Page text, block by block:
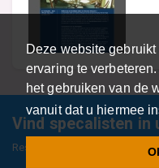
Deze website
ervaring te
het gebruiken van de
vanuit dat u hiermee
Vind specalisten in
Restaurant